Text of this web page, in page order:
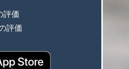
評価
（別ウィンドウで開きます）
評価
（別ウィンドウで開きます）